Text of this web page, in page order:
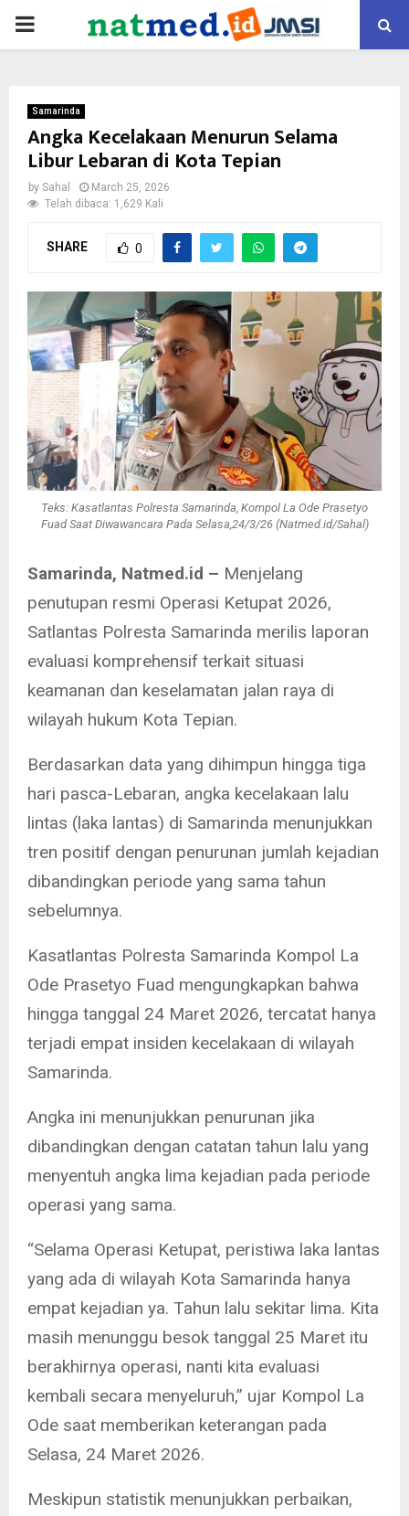
PRIMARY
Samarinda
Angka Kecelakaan Menurun Selama
Libur Lebaran di Kota Tepian
by Sahal
March 25, 2026
Telah dibaca: 1,629 Kali
SHARE 0
Teks: Kasatlantas Polresta Samarinda, Kompol La Ode Prasetyo
Fuad Saat Diwawancara Pada Selasa,24/3/26 (Natmed.id/Sahal)
Samarinda, Natmed.id – Menjelang
penutupan resmi Operasi Ketupat 2026,
Satlantas Polresta Samarinda merilis laporan
evaluasi komprehensif terkait situasi
keamanan dan keselamatan jalan raya di
wilayah hukum Kota Tepian.
Berdasarkan data yang dihimpun hingga tiga
hari pasca-Lebaran, angka kecelakaan lalu
lintas (laka lantas) di Samarinda menunjukkan
tren positif dengan penurunan jumlah kejadian
dibandingkan periode yang sama tahun
sebelumnya.
Kasatlantas Polresta Samarinda Kompol La
Ode Prasetyo Fuad mengungkapkan bahwa
hingga tanggal 24 Maret 2026, tercatat hanya
terjadi empat insiden kecelakaan di wilayah
Samarinda.
Angka ini menunjukkan penurunan jika
dibandingkan dengan catatan tahun lalu yang
menyentuh angka lima kejadian pada periode
operasi yang sama.
“Selama Operasi Ketupat, peristiwa laka lantas
yang ada di wilayah Kota Samarinda hanya
empat kejadian ya. Tahun lalu sekitar lima. Kita
masih menunggu besok tanggal 25 Maret itu
berakhirnya operasi, nanti kita evaluasi
kembali secara menyeluruh,” ujar Kompol La
Ode saat memberikan keterangan pada
Selasa, 24 Maret 2026.
Meskipun statistik menunjukkan perbaikan,